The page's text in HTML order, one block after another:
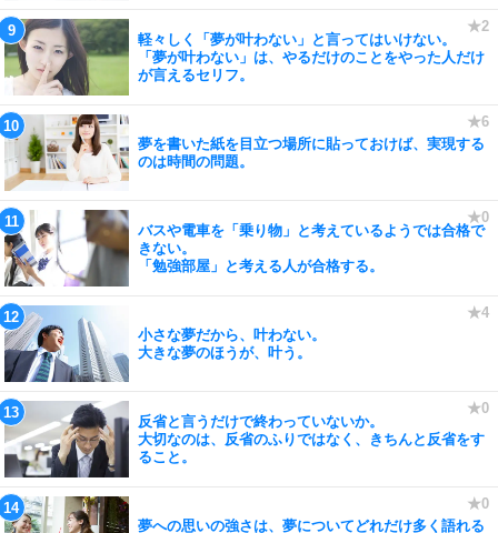
軽々しく「夢が叶わない」と言ってはいけない。
「夢が叶わない」は、やるだけのことをやった人だけ
が言えるセリフ。
夢を書いた紙を目立つ場所に貼っておけば、実現する
のは時間の問題。
バスや電車を「乗り物」と考えているようでは合格で
きない。
「勉強部屋」と考える人が合格する。
小さな夢だから、叶わない。
大きな夢のほうが、叶う。
反省と言うだけで終わっていないか。
大切なのは、反省のふりではなく、きちんと反省をす
ること。
夢への思いの強さは、夢についてどれだけ多く語れる